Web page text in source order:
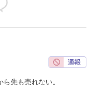
先も売れない。